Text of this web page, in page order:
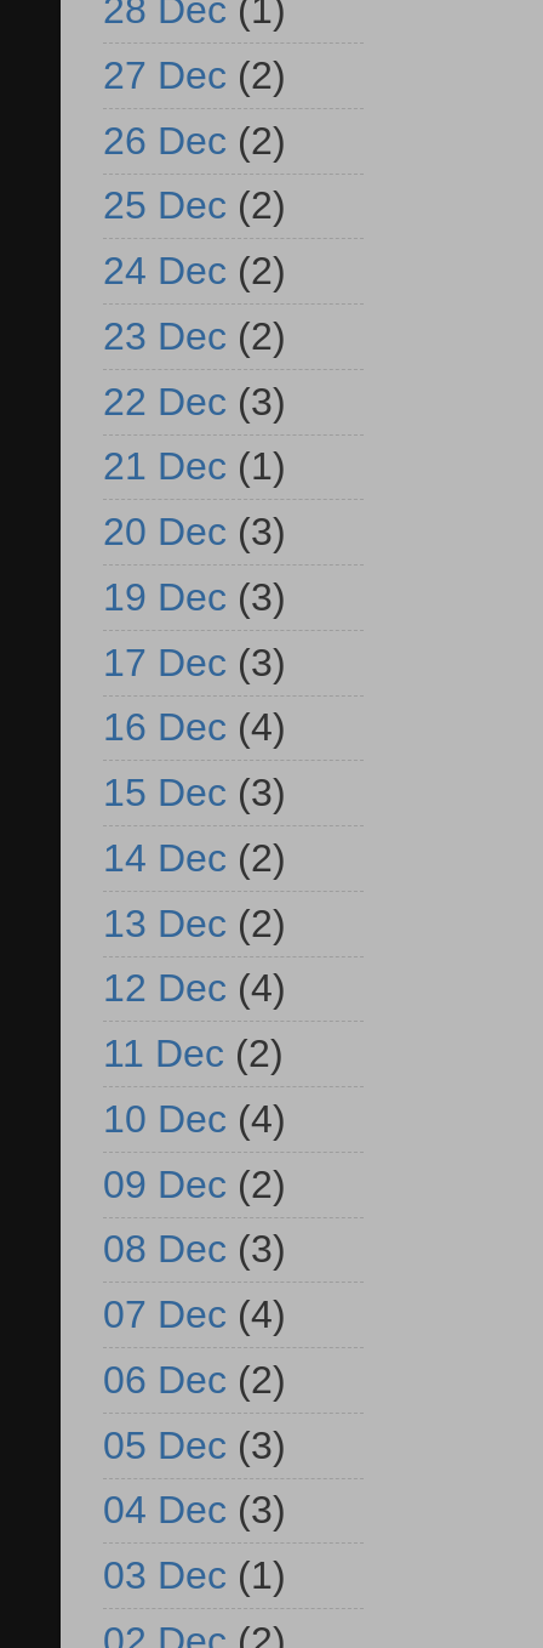
28 Dec (1)
27 Dec (2)
26 Dec (2)
25 Dec (2)
24 Dec (2)
23 Dec (2)
22 Dec (3)
21 Dec (1)
20 Dec (3)
19 Dec (3)
17 Dec (3)
16 Dec (4)
15 Dec (3)
14 Dec (2)
13 Dec (2)
12 Dec (4)
11 Dec (2)
10 Dec (4)
09 Dec (2)
08 Dec (3)
07 Dec (4)
06 Dec (2)
05 Dec (3)
04 Dec (3)
03 Dec (1)